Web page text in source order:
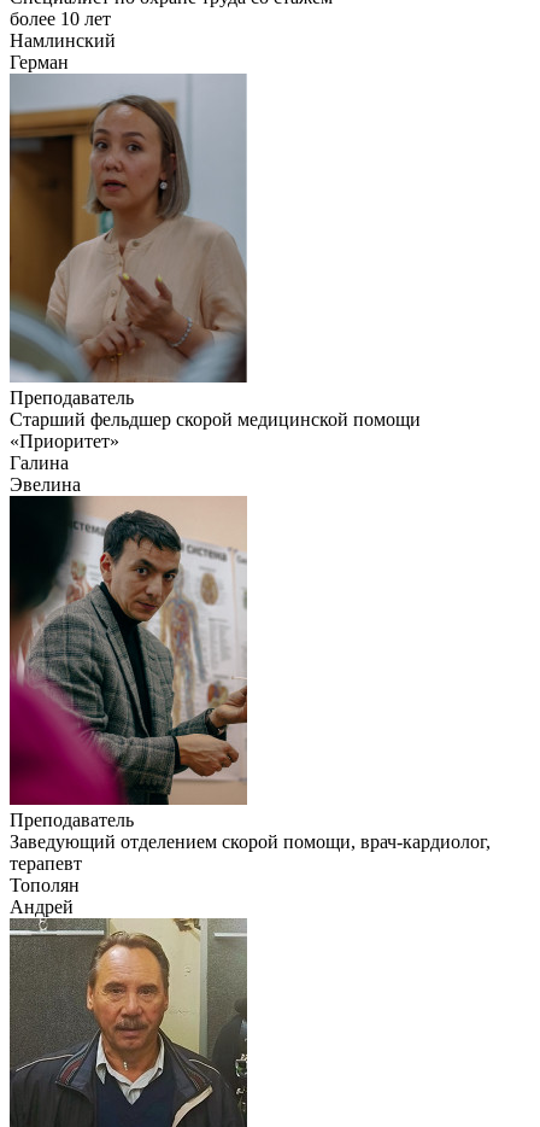
более 10 лет
Намлинский
Герман
Преподаватель
Старший фельдшер скорой медицинской помощи
«Приоритет»
Галина
Эвелина
Преподаватель
Заведующий отделением скорой помощи, врач-кардиолог,
терапевт
Тополян
Андрей